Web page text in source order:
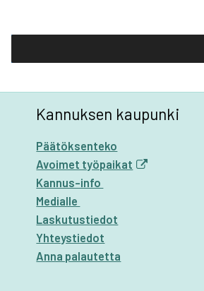
Kannuksen kaupunki
Päätöksenteko
Avoimet työpaikat
Kannus-info
Medialle
Laskutustiedot
Yhteystiedot
Anna palautetta